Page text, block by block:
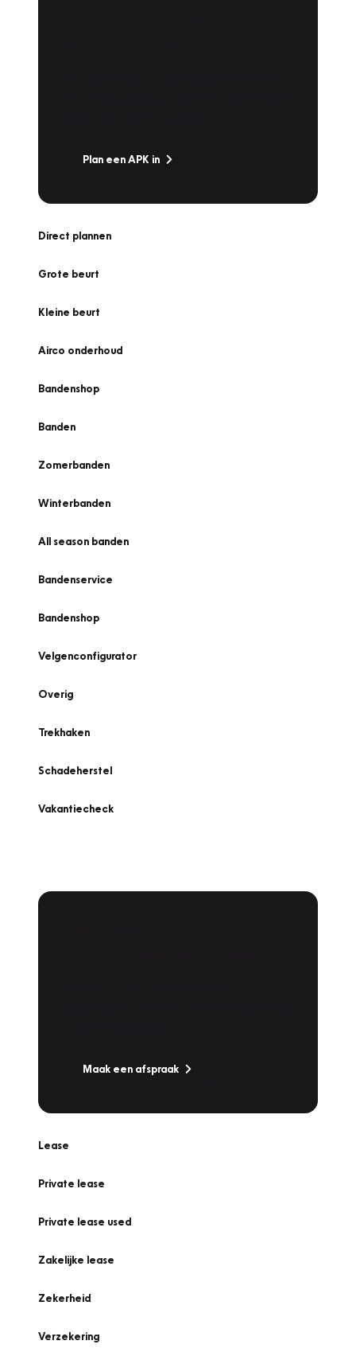
Plan een APK in
Direct plannen
Grote beurt
Kleine beurt
Airco onderhoud
Bandenshop
Banden
Zomerbanden
Winterbanden
All season banden
Bandenservice
Bandenshop
Velgenconfigurator
Overig
Trekhaken
Schadeherstel
Vakantiecheck
Maak een afspraak
Lease
Private lease
Private lease used
Zakelijke lease
Zekerheid
Verzekering